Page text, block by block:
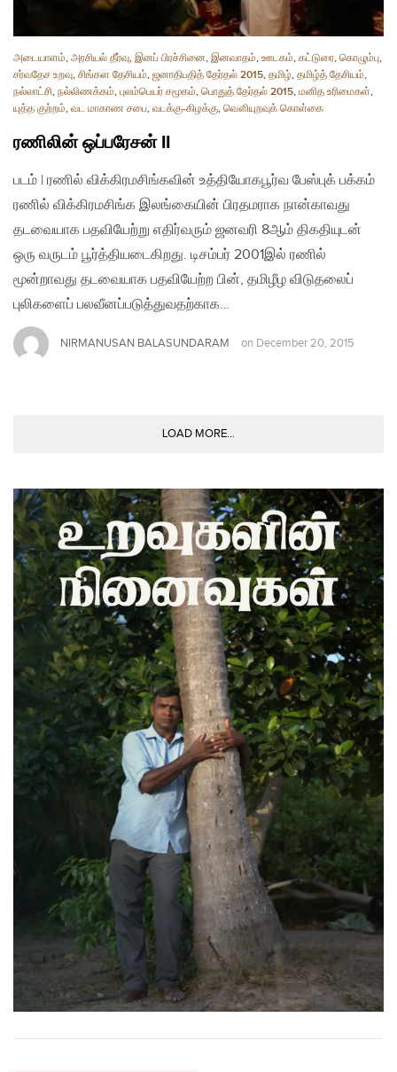
அடையாளம், அரசியல் தீர்வு, இனப் பிரச்சினை, இனவாதம், ஊடகம், கட்டுரை, கொழும்பு,
சர்வதேச உறவு, சிங்கள தேசியம், ஜனாதிபதித் தேர்தல் 2015, தமிழ், தமிழ்த் தேசியம்,
நல்லாட்சி, நல்லிணக்கம், புலம்பெயர் சமூகம், பொதுத் தேர்தல் 2015, மனித உரிமைகள்,
யுத்த குற்றம், வட மாகாண சபை, வடக்கு-கிழக்கு, வௌியுறவுக் கொள்கை
ரணிலின் ஒப்பரேசன் II
படம் | ரணில் விக்கிரமசிங்கவின் உத்தியோகபூர்வ பேஸ்புக் பக்கம்
ரணில் விக்கிரமசிங்க இலங்கையின் பிரதமராக நான்காவது
தடவையாக பதவியேற்று எதிர்வரும் ஜனவரி 8ஆம் திகதியுடன்
ஒரு வருடம் பூர்த்தியடைகிறது. டிசம்பர் 2001இல் ரணில்
மூன்றாவது தடவையாக பதவியேற்ற பின், தமிழீழ விடுதலைப்
புலிகளைப் பலவீனப்படுத்துவதற்காக…
NIRMANUSAN BALASUNDARAM on December 20, 2015
LOAD MORE...